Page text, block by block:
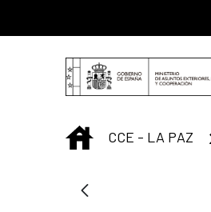
INICIO
CCE - LA PAZ